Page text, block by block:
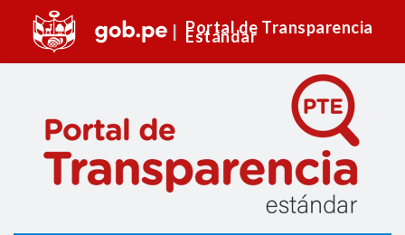
Portal de Transparencia
Estándar